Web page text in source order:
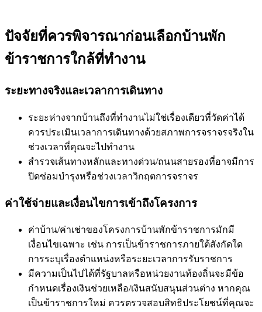
ปัจจัยที่ควรพิจารณาก่อนเลือกบ้านพัก
ข้าราชการใกล้ที่ทำงาน
ระยะทางจริงและเวลาการเดินทาง
ระยะห่างจากบ้านถึงที่ทำงานไม่ใช่เรื่องเดียวที่วัดค่าได้
ควรประเมินเวลาการเดินทางด้วยสภาพการจราจรจริงใน
ช่วงเวลาที่คุณจะไปทำงาน
สำรวจเส้นทางหลักและทางด่วน/ถนนสายรองที่อาจมีการ
ปิดซ่อมบำรุงหรือช่วงเวลาวิกฤตการจราจร
ค่าใช้จ่ายและเงื่อนไขการเข้าถึงโครงการ
ค่าบ้าน/ค่าเช่าของโครงการบ้านพักข้าราชการมักมี
เงื่อนไขเฉพาะ เช่น การเป็นข้าราชการภายใต้สังกัดใด
การระบุเรื่องตำแหน่งหรือระยะเวลาการรับราชการ
มีความเป็นไปได้ที่รัฐบาลหรือหน่วยงานท้องถิ่นจะมีข้อ
กำหนดเรื่องเงินช่วยเหลือ/เงินสนับสนุนส่วนต่าง หากคุณ
เป็นข้าราชการใหม่ ควรตรวจสอบสิทธิประโยชน์ที่คุณจะ